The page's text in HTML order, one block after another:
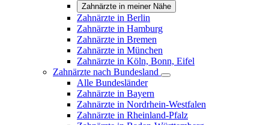
Zahnärzte in meiner Nähe
Zahnärzte in Berlin
Zahnärzte in Hamburg
Zahnärzte in Bremen
Zahnärzte in München
Zahnärzte in Köln, Bonn, Eifel
Zahnärzte nach Bundesland
Alle Bundesländer
Zahnärzte in Bayern
Zahnärzte in Nordrhein-Westfalen
Zahnärzte in Rheinland-Pfalz